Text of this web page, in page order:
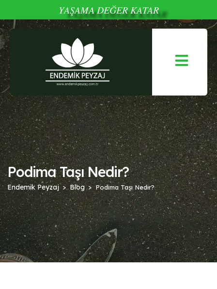
YAŞAMA DEĞER KATAR
Podima Taşı Nedir?
Endemik Peyzaj Blog Podima Taşı Nedir?